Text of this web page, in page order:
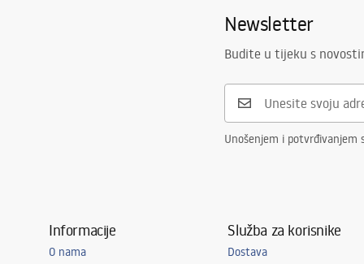
Newsletter
Budite u tijeku s
Unošenjem i
Informacije
O nama
Služba za korisnike
Dostava